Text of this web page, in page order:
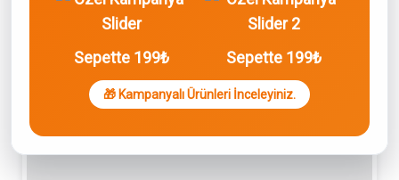
Sepette 199₺ Sepette 199₺
🎁 Kampanyalı Ürünleri İnceleyiniz.